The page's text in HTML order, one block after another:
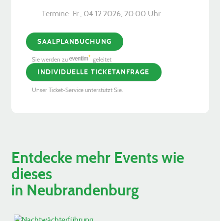
Termine: Fr., 04.12.2026, ­20:00 Uhr
SAALPLANBUCHUNG
Sie werden zu geleitet
INDIVIDUELLE TICKETANFRAGE
Unser Ticket-Service unterstützt Sie.
Entdecke mehr Events wie
dieses
in Neubrandenburg